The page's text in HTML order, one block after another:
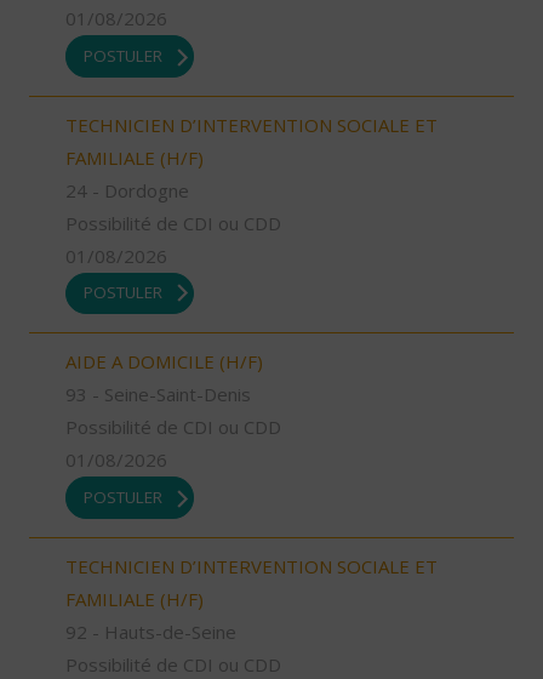
01/08/2026
POSTULER
TECHNICIEN D’INTERVENTION SOCIALE ET
FAMILIALE (H/F)
24 - Dordogne
Possibilité de CDI ou CDD
01/08/2026
POSTULER
AIDE A DOMICILE (H/F)
93 - Seine-Saint-Denis
Possibilité de CDI ou CDD
01/08/2026
POSTULER
TECHNICIEN D’INTERVENTION SOCIALE ET
FAMILIALE (H/F)
92 - Hauts-de-Seine
Possibilité de CDI ou CDD